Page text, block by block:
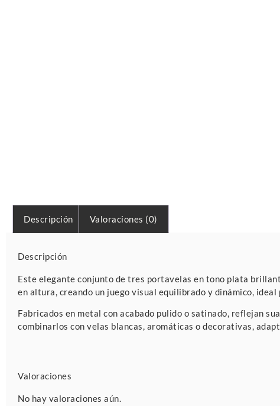
Descripción Valoraciones (0)
Descripción
Este elegante conjunto de tres portavelas en tono plata
en altura, creando un juego visual equilibrado y dinámico,
Fabricados en metal con acabado pulido o satinado, reflejan
combinarlos con velas blancas, aromáticas o decorativas,
Valoraciones
No hay valoraciones aún.